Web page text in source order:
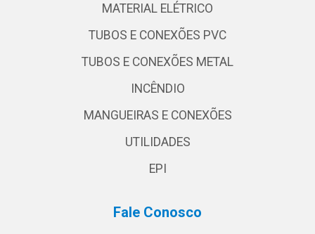
MATERIAL ELÉTRICO
TUBOS E CONEXÕES PVC
TUBOS E CONEXÕES METAL
INCÊNDIO
MANGUEIRAS E CONEXÕES
UTILIDADES
EPI
Fale Conosco